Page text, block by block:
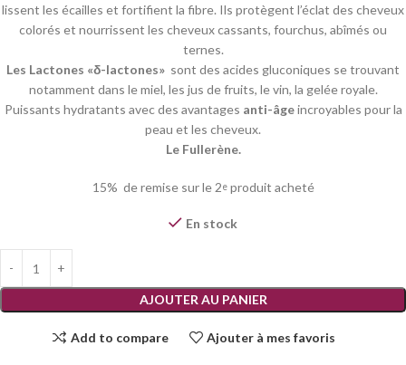
lissent les écailles et fortifient la fibre. Ils protègent l’éclat des cheveux
colorés et nourrissent les cheveux cassants, fourchus, abîmés ou
ternes.
Les Lactones «δ-lactones» sont des acides gluconiques se trouvant
notamment dans le miel, les jus de fruits, le vin, la gelée royale.
Puissants hydratants avec des avantages anti-âgeincroyables pour la
peau et les cheveux.
Le Fullerène.
15% de remise sur le 2eproduit acheté
En stock
AJOUTER AU PANIER
Add to compare Ajouter à mes favoris